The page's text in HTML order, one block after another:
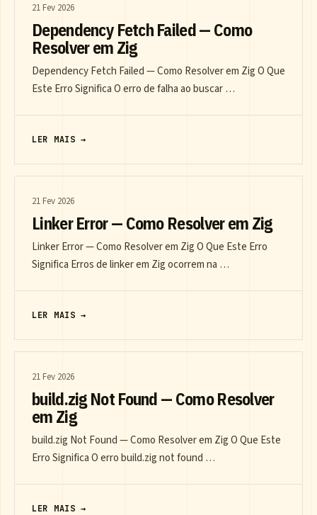
21 Fev 2026
Dependency Fetch Failed — Como
Resolver em Zig
Dependency Fetch Failed — Como Resolver em Zig O Que
Este Erro Significa O erro de falha ao buscar …
LER MAIS →
21 Fev 2026
Linker Error — Como Resolver em Zig
Linker Error — Como Resolver em Zig O Que Este Erro
Significa Erros de linker em Zig ocorrem na …
LER MAIS →
21 Fev 2026
build.zig Not Found — Como Resolver
em Zig
build.zig Not Found — Como Resolver em Zig O Que Este
Erro Significa O erro build.zig not found …
LER MAIS →